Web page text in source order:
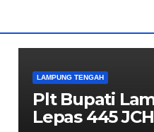
LAMPUNG TENGAH
Plt Bupati
Lepas 445 JCH